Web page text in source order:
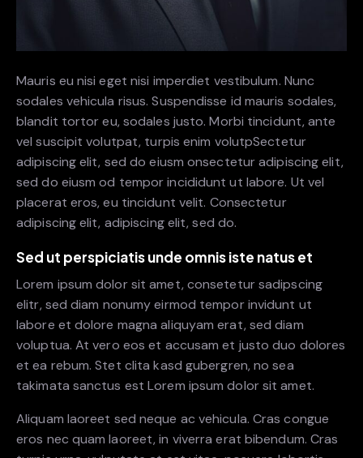
Mauris eu nisi eget nisi imperdiet vestibulum. Nunc
sodales vehicula risus. Suspendisse id mauris sodales,
blandit tortor eu, sodales justo. Morbi tincidunt, ante
vel suscipit volutpat, turpis enim volutpSectetur
adipiscing elit, sed do eiusm onsectetur adipiscing elit,
sed do eiusm od tempor incididunt ut labore. Ut vel
placerat eros, eu tincidunt velit. Consectetur
adipiscing elit, adipiscing elit, sed do.
Sed ut perspiciatis unde omnis iste natus et
Lorem ipsum dolor sit amet, consetetur sadipscing
elitr, sed diam nonumy eirmod tempor invidunt ut
labore et dolore magna aliquyam erat, sed diam
voluptua. At vero eos et accusam et justo duo dolores
et ea rebum. Stet clita kasd gubergren, no sea
takimata sanctus est Lorem ipsum dolor sit amet.
Aliquam laoreet sed neque ac vehicula. Cras congue
eros nec quam laoreet, in viverra erat bibendum. Cras